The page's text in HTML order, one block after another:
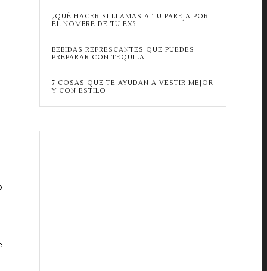
¿QUÉ HACER SI LLAMAS A TU PAREJA POR
EL NOMBRE DE TU EX?
BEBIDAS REFRESCANTES QUE PUEDES
PREPARAR CON TEQUILA
7 COSAS QUE TE AYUDAN A VESTIR MEJOR
Y CON ESTILO